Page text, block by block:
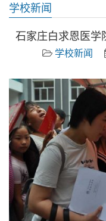
学校新闻
石家庄白求恩医学
学校新闻